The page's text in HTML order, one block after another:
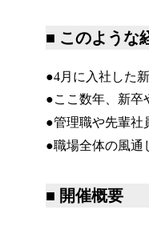
■ このような
●4月に入社した
●ここ数年、新卒
●管理職や先輩社
●職場全体の風通
■ 開催概要